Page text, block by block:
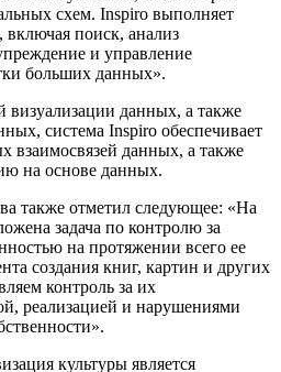
схем. Inspiro выполняет
поиск, анализ
и управление
больших данных».
данных, а также
система Inspiro обеспечивает
взаимосвязей данных, а также
на основе данных.
также отметил следующее: «На
задача по контролю за
на протяжении всего ее
создания книг, картин и других
контроль за их
реализацией и нарушениями
культуры является